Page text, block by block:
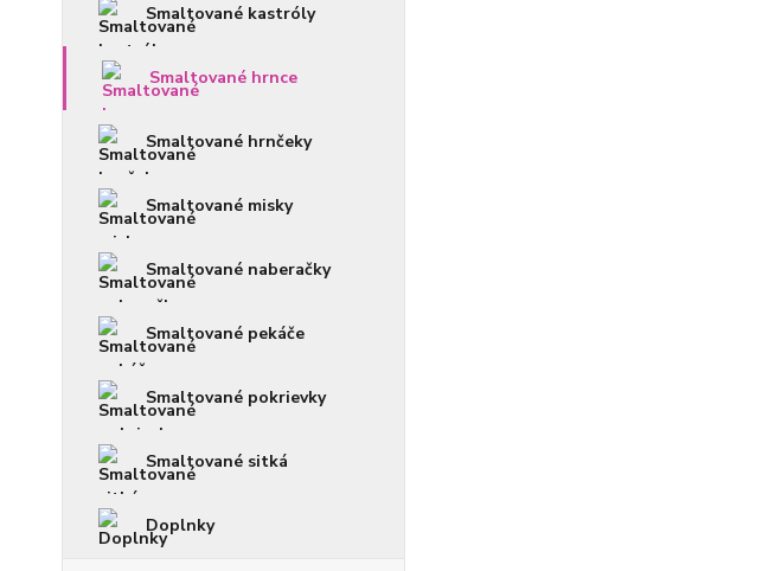
Smaltované kastróly
Smaltované hrnce
Smaltované hrnčeky
Smaltované misky
Smaltované naberačky
Smaltované pekáče
Smaltované pokrievky
Smaltované sitká
Doplnky